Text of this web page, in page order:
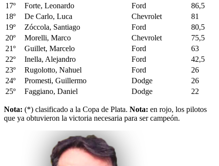
17º
Forte, Leonardo Ford
86,5
18º
De Carlo, Luca Chevrolet
81
19º
Zóccola, Santiago Ford
80,5
20º
Morelli, Marco Chevrolet
75,5
21º
Guillet, Marcelo Ford
63
22º
Inella, Alejandro Ford
42,5
23º
Rugolotto, Nahuel Ford
26
24º
Promesti, Guillermo Dodge
26
25º
Faggiano, Daniel Dodge 22
Nota: (*) clasificado a la Copa de Plata. Nota: en rojo, los pilotos
que ya obtuvieron la victoria necesaria para ser campeón.